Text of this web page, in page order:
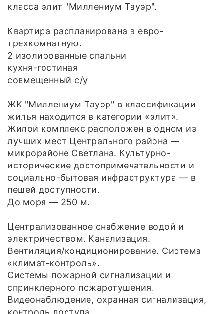
класса элит "Миллениум Тауэр".
Квартира распланирована в евро-
трехкомнатную.
2 изолированные спальни
кухня-гостиная
совмещенный с/у
ЖК "Миллениум Тауэр" в классификации
жилья находится в категории «элит».
Жилой комплекс расположен в одном из
лучших мест Центрального района —
микрорайоне Светлана. Культурно-
исторические достопримечательности и
социально-бытовая инфраструктура — в
пешей доступности.
До моря — 250 м.
Централизованное снабжение водой и
электричеством. Канализация.
Вентиляция/кондиционирование. Система
«климат-контроль».
Системы пожарной сигнализации и
спринклерного пожаротушения.
Видеонаблюдение, охранная сигнализация,
контроль доступа.